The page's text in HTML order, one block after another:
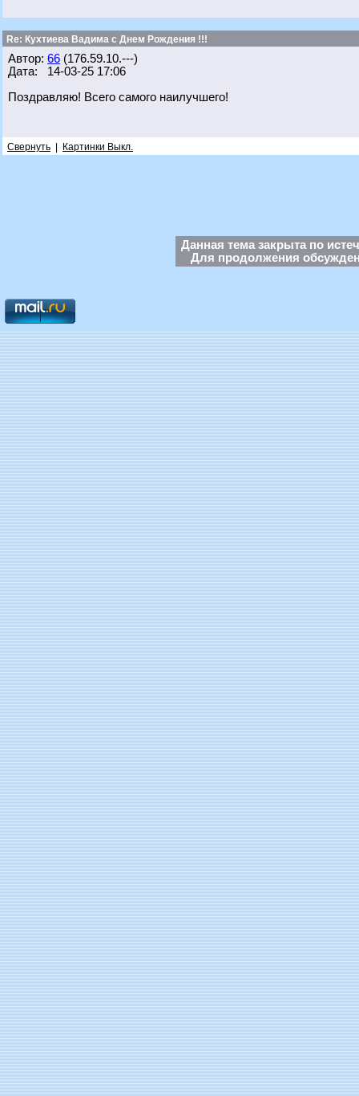
Re: Кухтиева Вадима с Днем Рождения !!!
Автор: 66 (176.59.10.---)
Дата: 14-03-25 17:06
Поздравляю! Всего самого наилучшего!
Свернуть Картинки Выкл.
Данная тема закрыта по
Для продолжения